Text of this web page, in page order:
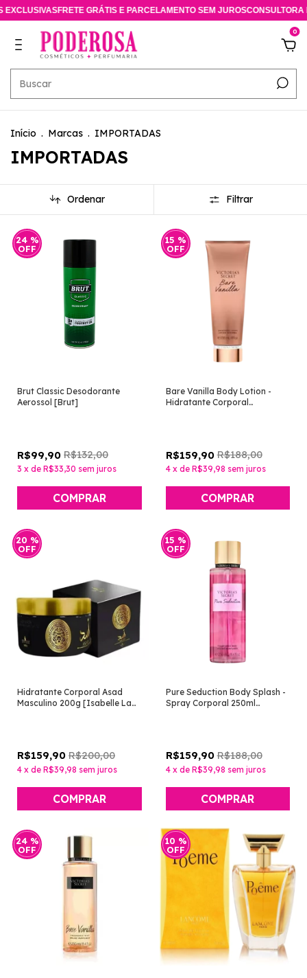
GRÁTIS E PARCELAMENTO SEM JUROSCONSULTORA ESPECIALISTA
0
Início . Marcas . IMPORTADAS
IMPORTADAS
Ordenar Filtrar
24 %
OFF
Brut Classic Desodorante
Aerossol [Brut]
R$99,90 R$132,00
3 x de R$33,30 sem juros
15 %
OFF
Bare Vanilla Body Lotion -
Hidratante Corporal
R$159,90 R$188,00
4 x de R$39,98 sem juros
20 %
OFF
Hidratante Corporal Asad
Masculino 200g [Isabelle La
R$159,90 R$200,00
4 x de R$39,98 sem juros
15 %
OFF
Pure Seduction Body Splash -
Spray Corporal 250ml
R$159,90 R$188,00
4 x de R$39,98 sem juros
24 %
OFF
10 %
OFF